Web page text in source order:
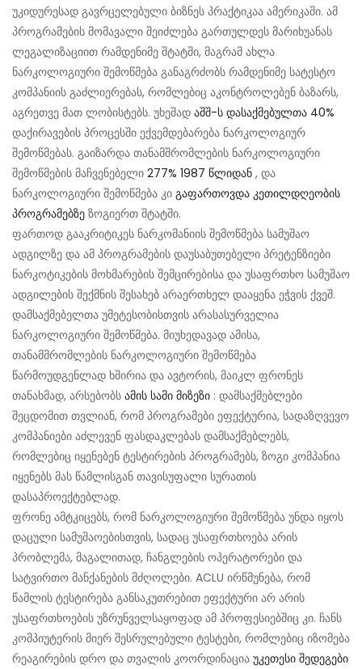
უკიდურესად გავრცელებული ბიზნეს პრაქტიკაა ამერიკაში. ამ
პროგრამების მომავალი შეიძლება გართულდეს მარიხუანას
ლეგალიზაციით რამდენიმე შტატში, მაგრამ ახლა
ნარკოლოგიური შემოწმება განაგრძობს რამდენიმე სატესტო
კომპანიის გაძლიერებას, რომლებიც აკონტროლებენ ბაზარს,
აგრეთვე მათ ლობისტებს. უხეშად აშშ-ს დასაქმებულთა 40%
დაქირავების პროცესში ექვემდებარება ნარკოლოგიურ
შემოწმებას. გაიზარდა თანამშრომლების ნარკოლოგიური
შემოწმების მაჩვენებელი 277% 1987 წლიდან , და
ნარკოლოგიური შემოწმება კი გაფართოვდა კეთილდღეობის
პროგრამებზე ზოგიერთ შტატში.
ფართოდ გააკრიტიკეს ნარკომანიის შემოწმება სამუშაო
ადგილზე და ამ პროგრამების დაუსაბუთებელი პრეტენზიები
ნარკოტიკების მოხმარების შემცირებისა და უსაფრთხო სამუშაო
ადგილების შექმნის შესახებ არაერთხელ დააყენა ეჭვის ქვეშ.
დამსაქმებელთა უმეტესობისთვის არასასურველია
ნარკოლოგიური შემოწმება. მიუხედავად ამისა,
თანამშრომლების ნარკოლოგიური შემოწმება
წარმოუდგენლად ხშირია და ავტორის, მაიკლ ფრონეს
თანახმად, არსებობს ამის სამი მიზეზი : დამსაქმებლები
შეცდომით თვლიან, რომ პროგრამები ეფექტურია, სადაზღვევო
კომპანიები აძლევენ ფასდაკლებას დამსაქმებლებს,
რომლებიც იყენებენ ტესტირების პროგრამებს, ზოგი კომპანია
იყენებს მას წამლისგან თავისუფალი სურათის
დასაპროექტებლად.
ფრონე ამტკიცებს, რომ ნარკოლოგიური შემოწმება უნდა იყოს
დაცული სამუშაოებისთვის, სადაც უსაფრთხოება არის
პრობლემა, მაგალითად, ჩანგლების ოპერატორები და
სატვირთო მანქანების მძღოლები. ACLU ირწმუნება, რომ
წამლის ტესტირება განსაკუთრებით ეფექტური არ არის
უსაფრთხოების უზრუნველსაყოფად ამ პროფესიებშიც კი. ჩანს
კომპიუტერის მიერ შესრულებული ტესტები, რომლებიც იზომება
რეაგირების დრო და თვალის კოორდინაცია უკეთესი შედეგები